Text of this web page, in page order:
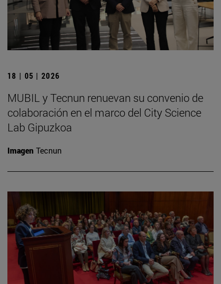
18 | 05 | 2026
MUBIL y Tecnun renuevan su convenio de
colaboración en el marco del City Science
Lab Gipuzkoa
Imagen Tecnun